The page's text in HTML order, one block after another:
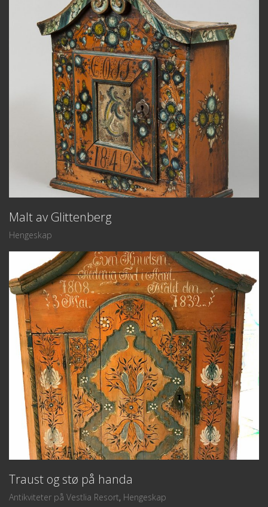
Malt av Glittenberg
Hengeskap
Traust og stø på handa
Antikviteter på Vestlia Resort, Hengeskap